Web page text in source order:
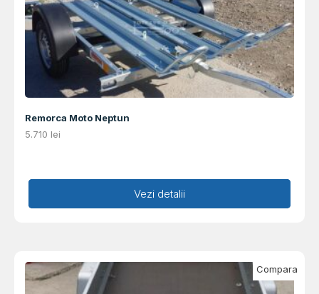
Remorca Moto Neptun
5.710 lei
Adaugă în coș
Vezi detalii
Compara